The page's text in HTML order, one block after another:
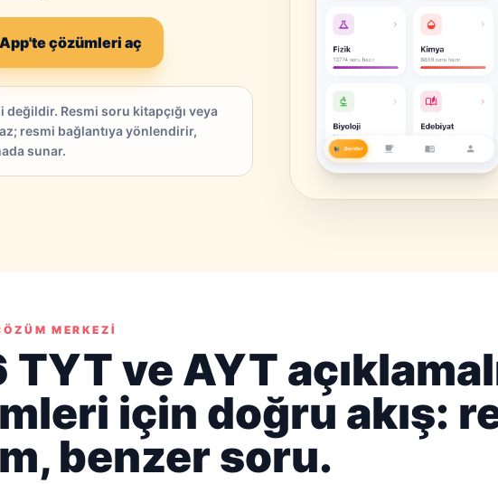
App'te çözümleri aç
Resmi soru kitapçığı veya
resmi bağlantıya yönlendirir,
sunar.
MERKEZI
ve AYT
için doğru akış:
benzer soru.